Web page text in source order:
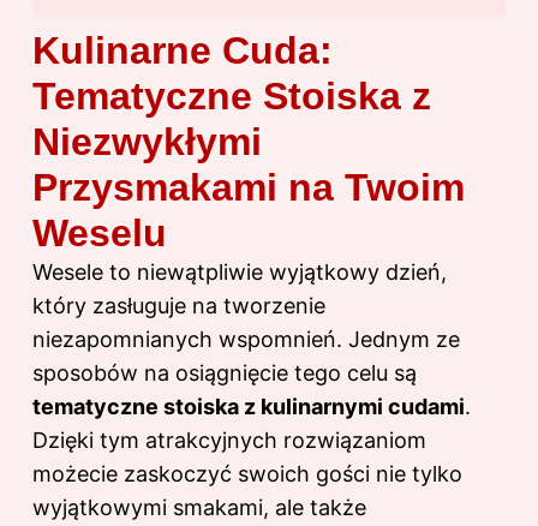
Kulinarne Cuda:
Tematyczne Stoiska z
Niezwykłymi
Przysmakami na Twoim
Weselu
Wesele to niewątpliwie wyjątkowy dzień,
który zasługuje na tworzenie
niezapomnianych wspomnień. Jednym ze
sposobów na osiągnięcie tego celu są
tematyczne stoiska z kulinarnymi cudami.
Dzięki tym atrakcyjnych rozwiązaniom
możecie zaskoczyć swoich gości nie tylko
wyjątkowymi smakami, ale także